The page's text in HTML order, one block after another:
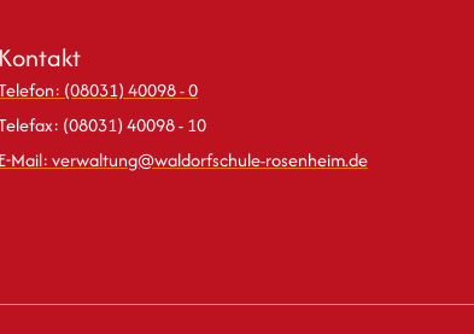
Kontakt
(08031) 40098 - 0
(08031) 40098 - 10
E-Mail: verwaltung@waldorfschule-rosenheim.de